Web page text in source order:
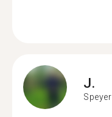
J.
Speyer